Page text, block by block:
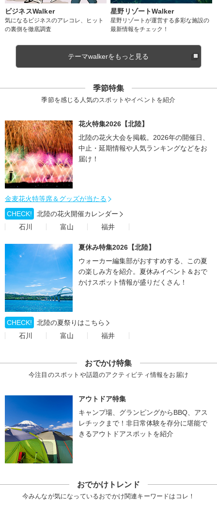
ビジネスWalker
気になるビジネスのアレコレ、ヒット
の裏側を徹底調査
星野リゾートWalker
星野リゾートが運営する多彩な施設の
最新情報をチェック！
テーマwalkerをもっと見る
季節特集
季節を感じる人気のスポットやイベントを紹介
花火特集2026【北陸】
北陸の花火大会を掲載。2026年の開催日、
中止・延期情報や人気ランキングなどをお
届け！
金麦花火特等席＆グッズが当たる
CHECK!
北陸の花火開催カレンダー
石川
富山 福井
夏休み特集2026【北陸】
ウォーカー編集部がおすすめする、この夏
の楽しみ方を紹介。夏休みイベント＆おで
かけスポット情報が盛りだくさん！
CHECK!
北陸の夏祭りはこちら
石川
富山 福井
おでかけ特集
今注目のスポットや話題のアクティビティ情報をお届け
アウトドア特集
キャンプ場、グランピングからBBQ、アス
レチックまで！非日常体験を存分に堪能で
きるアウトドアスポットを紹介
おでかけトレンド
今みんなが気になっているおでかけ関連キーワードはコレ！